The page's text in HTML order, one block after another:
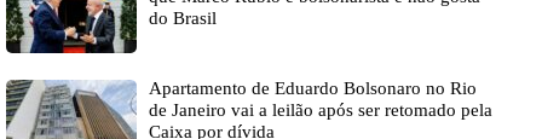
do Brasil
Apartamento de Eduardo Bolsonaro no Rio
de Janeiro vai a leilão após ser retomado pela
Caixa por dívida